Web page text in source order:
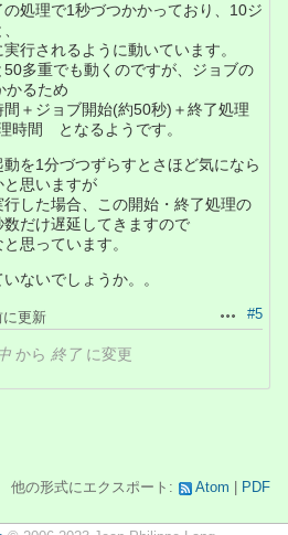
処理で1秒づつかかっており、10ジ
行されるように動いています。
多重でも動くのですが、ジョブの
かるため
＋ジョブ開始(約50秒)＋終了処理
時間 となるようです。
を1分づつずらすとさほど気になら
と思いますが
した場合、この開始・終了処理の
だけ遅延してきますので
思っています。
ないでしょうか。。
操作#5
に更新
から 終了 に変更
他の形式にエクスポート: Atom PDF